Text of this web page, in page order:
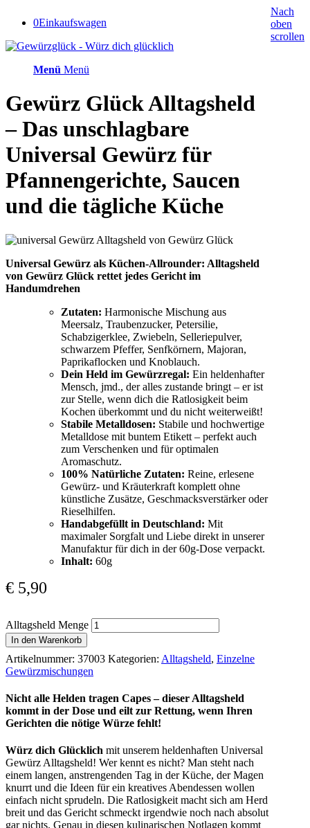
0Einkaufswagen
Menü Menü
Gewürz Glück Alltagsheld
– Das unschlagbare
Universal Gewürz für
Pfannengerichte, Saucen
und die tägliche Küche
Universal Gewürz als Küchen-Allrounder: Alltagsheld
von Gewürz Glück rettet jedes Gericht im
Handumdrehen
Zutaten: Harmonische Mischung aus
Meersalz, Traubenzucker, Petersilie,
Schabzigerklee, Zwiebeln, Selleriepulver,
schwarzem Pfeffer, Senfkörnern, Majoran,
Paprikaflocken und Knoblauch.
Dein Held im Gewürzregal: Ein heldenhafter
Mensch, jmd., der alles zustande bringt – er ist
zur Stelle, wenn dich die Ratlosigkeit beim
Kochen überkommt und du nicht weiterweißt!
Stabile Metalldosen: Stabile und hochwertige
Metalldose mit buntem Etikett – perfekt auch
zum Verschenken und für optimalen
Aromaschutz.
100% Natürliche Zutaten: Reine, erlesene
Gewürz- und Kräuterkraft komplett ohne
künstliche Zusätze, Geschmacksverstärker oder
Rieselhilfen.
Handabgefüllt in Deutschland: Mit
maximaler Sorgfalt und Liebe direkt in unserer
Manufaktur für dich in der 60g-Dose verpackt.
Inhalt: 60g
€ 5,90
Alltagsheld Menge
In den Warenkorb
Artikelnummer: 37003 Kategorien: Alltagsheld, Einzelne
Gewürzmischungen
Nicht alle Helden tragen Capes – dieser Alltagsheld
kommt in der Dose und eilt zur Rettung, wenn Ihren
Gerichten die nötige Würze fehlt!
Würz dich Glücklich mit unserem heldenhaften Universal
Gewürz Alltagsheld! Wer kennt es nicht? Man steht nach
einem langen, anstrengenden Tag in der Küche, der Magen
knurrt und die Ideen für ein kreatives Abendessen wollen
einfach nicht sprudeln. Die Ratlosigkeit macht sich am Herd
breit und das Gericht schmeckt irgendwie noch nach absolut
gar nichts. Genau in diesen kulinarischen Notlagen kommt
Nach
oben
scrollen